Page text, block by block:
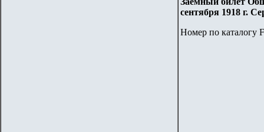
сентября 1918 г.
Номер по каталогу